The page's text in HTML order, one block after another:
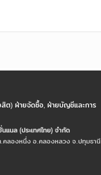
สิต) ฝ่ายจัดซื้อ, ฝ่ายบัญชีและการ
แนล (ประเทศไทย) จํากัด
.คลองหนึ่ง อ.คลองหลวง จ.ปทุมธานี